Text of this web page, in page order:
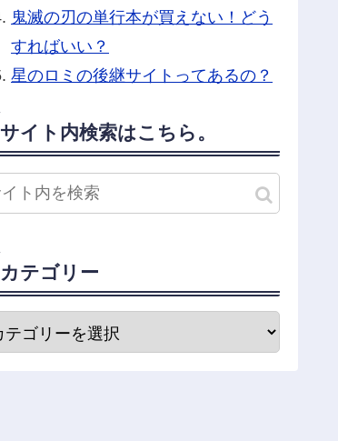
鬼滅の刃の単行本が買えない！どう
すればいい？
星のロミの後継サイトってあるの？
サイト内検索はこちら。
カテゴリー